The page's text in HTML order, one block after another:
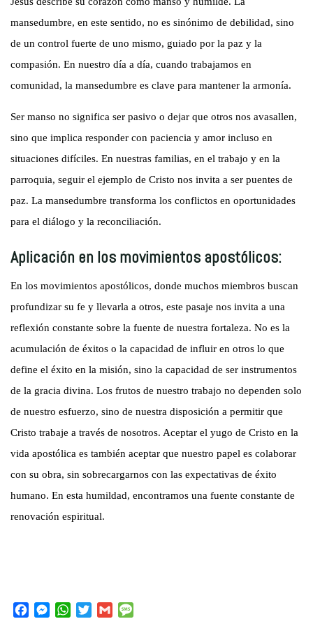
mansedumbre, en este sentido, no es sinónimo de debilidad, sino
de un control fuerte de uno mismo, guiado por la paz y la
compasión. En nuestro día a día, cuando trabajamos en
comunidad, la mansedumbre es clave para mantener la armonía.
Ser manso no significa ser pasivo o dejar que otros nos avasallen,
sino que implica responder con paciencia y amor incluso en
situaciones difíciles. En nuestras familias, en el trabajo y en la
parroquia, seguir el ejemplo de Cristo nos invita a ser puentes de
paz. La mansedumbre transforma los conflictos en oportunidades
para el diálogo y la reconciliación.
Aplicación en los movimientos apostólicos:
En los movimientos apostólicos, donde muchos miembros buscan
profundizar su fe y llevarla a otros, este pasaje nos invita a una
reflexión constante sobre la fuente de nuestra fortaleza. No es la
acumulación de éxitos o la capacidad de influir en otros lo que
define el éxito en la misión, sino la capacidad de ser instrumentos
de la gracia divina. Los frutos de nuestro trabajo no dependen solo
de nuestro esfuerzo, sino de nuestra disposición a permitir que
Cristo trabaje a través de nosotros. Aceptar el yugo de Cristo en la
vida apostólica es también aceptar que nuestro papel es colaborar
con su obra, sin sobrecargarnos con las expectativas de éxito
humano. En esta humildad, encontramos una fuente constante de
renovación espiritual.
M
W
G